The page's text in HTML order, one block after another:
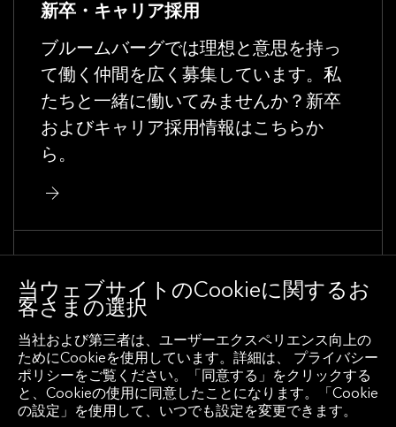
新卒・キャリア採用
ブルームバーグでは理想と意思を持っ
て働く仲間を広く募集しています。私
たちと一緒に働いてみませんか？新卒
およびキャリア採用情報はこちらか
ら。
ESG投資から気候変動、機械学習から
規制対応に至るまで、ブルームバーグ
では、今最も注目されている課題を中
心に、専門家や有識者をお招きしたさ
まざまなイベントを開催しておりま
当ウェブサイトのCookieに関するお
客さまの選択
当社および第三者は、ユーザーエクスペリエンス向上の
ためにCookieを使用しています。詳細は、 プライバシー
ポリシーをご覧ください。「同意する」をクリックする
と、Cookieの使用に同意したことになります。「Cookie
の設定」を使用して、いつでも設定を変更できます。